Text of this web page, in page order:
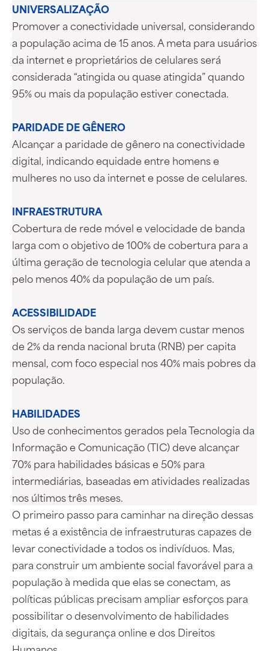
UNIVERSALIZAÇÃO
Promover a conectividade universal, considerando
a população acima de 15 anos. A meta para usuários
da internet e proprietários de celulares será
considerada “atingida ou quase atingida” quando
95% ou mais da população estiver conectada.
PARIDADE DE GÊNERO
Alcançar a paridade de gênero na conectividade
digital, indicando equidade entre homens e
mulheres no uso da internet e posse de celulares.
INFRAESTRUTURA
Cobertura de rede móvel e velocidade de banda
larga com o objetivo de 100% de cobertura para a
última geração de tecnologia celular que atenda a
pelo menos 40% da população de um país.
ACESSIBILIDADE
Os serviços de banda larga devem custar menos
de 2% da renda nacional bruta (RNB) per capita
mensal, com foco especial nos 40% mais pobres da
população.
HABILIDADES
Uso de conhecimentos gerados pela Tecnologia da
Informação e Comunicação (TIC) deve alcançar
70% para habilidades básicas e 50% para
intermediárias, baseadas em atividades realizadas
nos últimos três meses.
O primeiro passo para caminhar na direção dessas
metas é a existência de infraestruturas capazes de
levar conectividade a todos os indivíduos. Mas,
para construir um ambiente social favorável para a
população à medida que elas se conectam, as
políticas públicas precisam ampliar esforços para
possibilitar o desenvolvimento de habilidades
digitais, da segurança online e dos Direitos